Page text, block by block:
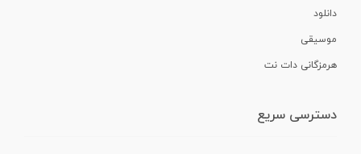
دانلود
موسیقی
هرمزگانی دات نت
دسترسی سریع